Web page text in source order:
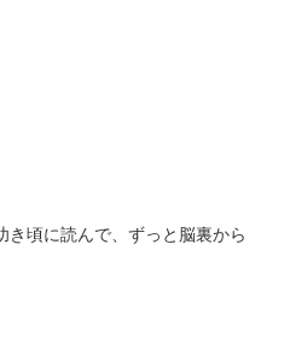
頃に読んで、ずっと脳裏から